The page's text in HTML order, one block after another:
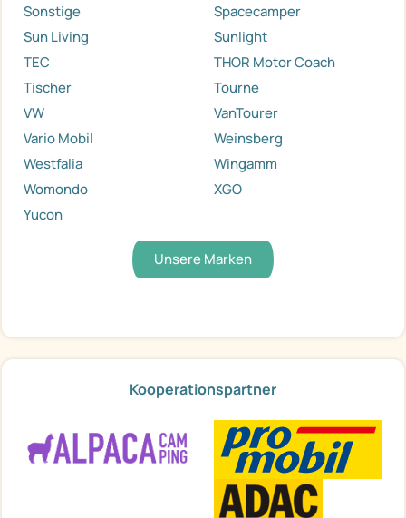
Sonstige
Spacecamper
Sun Living
Sunlight
TEC
THOR Motor Coach
Tischer
Tourne
VW
VanTourer
Vario Mobil
Weinsberg
Westfalia
Wingamm
Womondo
XGO
Yucon
Unsere Marken
Kooperationspartner